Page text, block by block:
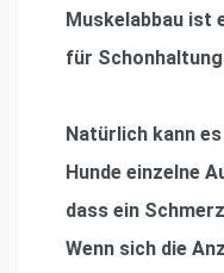
Muskelabbau ist
für
Natürlich kann
Hunde einzelne
dass ein
Wenn sich die